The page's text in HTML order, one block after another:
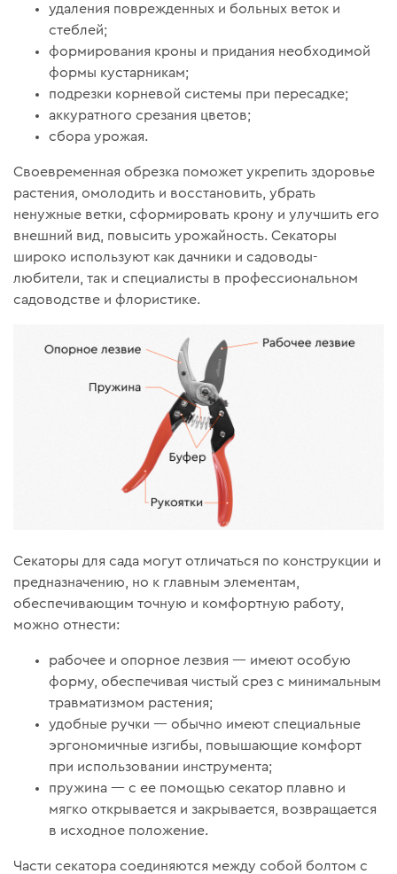
удаления поврежденных и больных веток и
стеблей;
формирования кроны и придания необходимой
формы кустарникам;
подрезки корневой системы при пересадке;
аккуратного срезания цветов;
сбора урожая.
Своевременная обрезка поможет укрепить здоровье
растения, омолодить и восстановить, убрать
ненужные ветки, сформировать крону и улучшить его
внешний вид, повысить урожайность. Секаторы
широко используют как дачники и садоводы-
любители, так и специалисты в профессиональном
садоводстве и флористике.
Секаторы для сада могут отличаться по конструкции и
предназначению, но к главным элементам,
обеспечивающим точную и комфортную работу,
можно отнести:
рабочее и опорное лезвия — имеют особую
форму, обеспечивая чистый срез с минимальным
травматизмом растения;
удобные ручки — обычно имеют специальные
эргономичные изгибы, повышающие комфорт
при использовании инструмента;
пружина — с ее помощью секатор плавно и
мягко открывается и закрывается, возвращается
в исходное положение.
Части секатора соединяются между собой болтом с